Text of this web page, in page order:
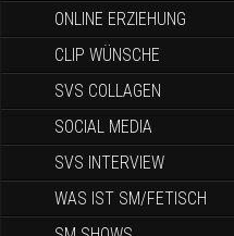
ONLINE ERZIEHUNG
CLIP WÜNSCHE
SVS COLLAGEN
SOCIAL MEDIA
SVS INTERVIEW
WAS IST SM/FETISCH